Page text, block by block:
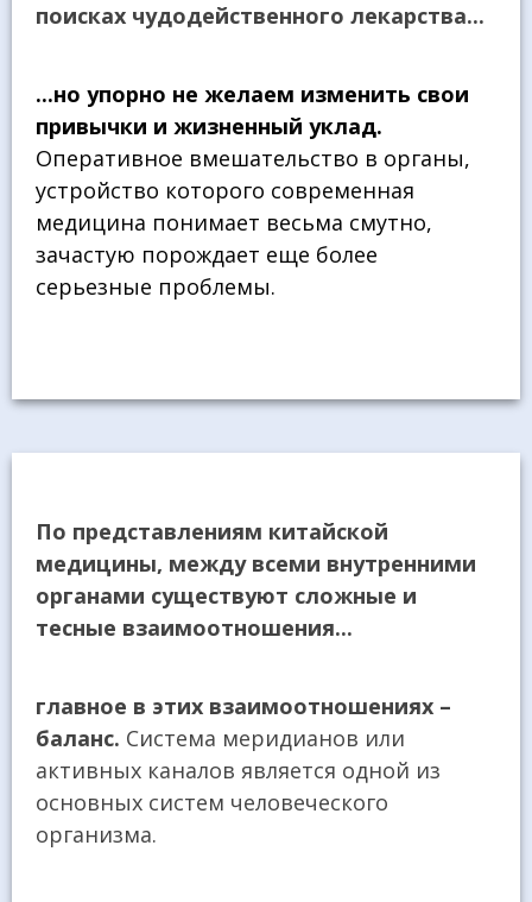
поисках чудодейственного лекарства...
...но упорно не желаем изменить свои
привычки и жизненный уклад.
Оперативное вмешательство в органы,
устройство которого современная
медицина понимает весьма смутно,
зачастую порождает еще более
серьезные проблемы.
По представлениям китайской
медицины, между всеми внутренними
органами существуют сложные и
тесные взаимоотношения...
главное в этих взаимоотношениях –
баланс. Система меридианов или
активных каналов является одной из
основных систем человеческого
организма.